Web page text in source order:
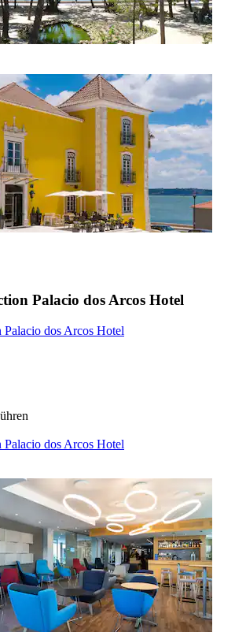
Palacio dos Arcos Hotel
dos Arcos Hotel
dos Arcos Hotel